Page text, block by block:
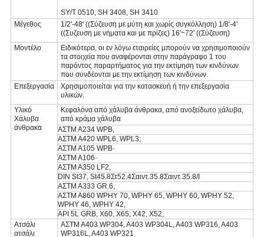
SY/T 0510, SH 3408, SH 3410
Μέγεθος
1/2'-48' ((Σύζευση με μύτη και χωρίς συγκόλληση) 1/8'-4'
((Συζευση με νήματα και με πρίζες) 16'~72' ((Σύζευση)
Μοντέλο
Ειδικότερα, οι εν λόγω εταιρείες μπορούν να χρησιμοποιούν
τα στοιχεία που αναφέρονται στην παράγραφο 1 του
παρόντος παραρτήματος για την εκτίμηση των κινδύνων
που συνδέονται με την εκτίμηση των κινδύνων.
Επεξεργασία
Χρησιμοποιείται για την κατασκευή ή την επεξεργασία
υλικών.
Υλικό
Χάλυβα
άνθρακα
Κεφαλόνα από χάλυβα άνθρακα, από ανοξείδωτο χάλυβα,
από κράμα χάλυβα
ΑΣTM A234 WPB,
ΑΣTM A420 WPL6, WPL3;
ΑΣTM A105 WPB·
ΑΣTM A106·
ΑΣTM A350 LF2,
DIN St37, St45.8Στ52.4Σαιντ.35.8Σαιντ.35.8/Ι
ΑΣTM A333 GR.6,
ΑΣTM A860 WPHY 70, WPHY 65, WPHY 60, WPHY 52,
WPHY 46, WPHY 42,
API 5L GRB, X60, X65, X42, X52,
Ατσάλι
ατσάλι
ΑΣTM A403 WP304, A403 WP304L, A403 WP316, A403
WP316L, A403 WP321